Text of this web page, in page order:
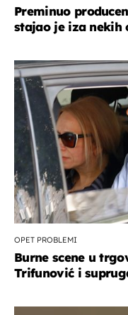
Preminuo
stajao je iza nekih
OPET PROBLEMI
Burne scene u
Trifunović i